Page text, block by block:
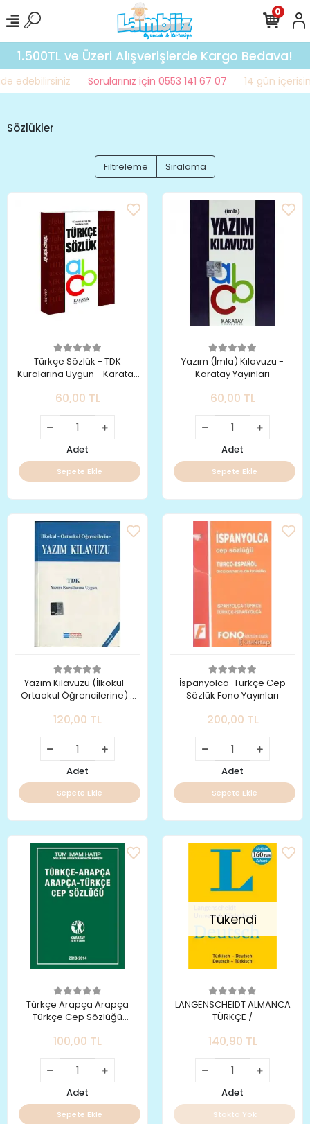
1.500TL ve Üzeri Alışverişlerde Kargo Bedava!
edebilirsiniz Sorularınız için 0553 141 67 07 14 gün
0
Sözlükler
Filtreleme Sıralama
Türkçe Sözlük - TDK
Kuralarına Uygun - Karatay
60,00 TL
Adet
Sepete Ekle
Yazım (İmla) Kılavuzu -
Karatay Yayınları
60,00 TL
Adet
Sepete Ekle
Yazım Kılavuzu (İlkokul -
Ortaokul Öğrencilerine) -
Uygun- Evrensel İletişim
120,00 TL
Adet
Sepete Ekle
İspanyolca-Türkçe Cep
Sözlük Fono Yayınları
200,00 TL
Adet
Sepete Ekle
Türkçe Arapça Arapça
Türkçe Cep Sözlüğü
100,00 TL
Adet
Sepete Ekle
Tükendi
LANGENSCHEIDT ALMANCA
TÜRKÇE /
140,90 TL
Adet
Stokta Yok